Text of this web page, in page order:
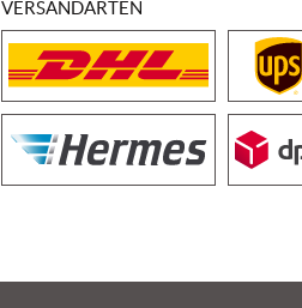
VERSANDARTEN